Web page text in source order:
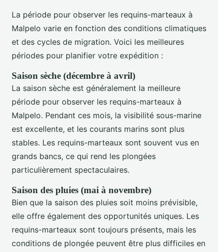
La période pour observer les requins-marteaux à
Malpelo varie en fonction des conditions climatiques
et des cycles de migration. Voici les meilleures
périodes pour planifier votre expédition :
Saison sèche (décembre à avril)
La saison sèche est généralement la meilleure
période pour observer les requins-marteaux à
Malpelo. Pendant ces mois, la visibilité sous-marine
est excellente, et les courants marins sont plus
stables. Les requins-marteaux sont souvent vus en
grands bancs, ce qui rend les plongées
particulièrement spectaculaires.
Saison des pluies (mai à novembre)
Bien que la saison des pluies soit moins prévisible,
elle offre également des opportunités uniques. Les
requins-marteaux sont toujours présents, mais les
conditions de plongée peuvent être plus difficiles en